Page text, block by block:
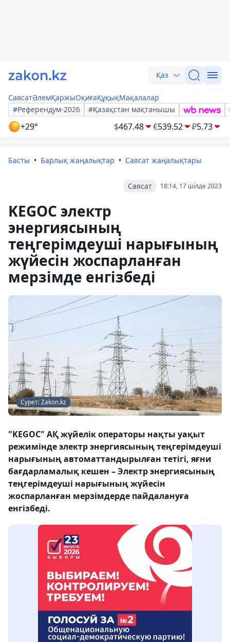
Қаз
СаясатӘлемҚаржыОқиғаҚұқықМақалалар
#Референдум-2026
#Қазақстан мақтанышы
+29° $467.48 €539.52 ₽5.73
Басты Барлық жаңалықтар Саясат жаңалықтары
18:14, 17 шілде 2023
Саясат
KEGOC электр
энергиясының
теңгерімдеуші нарығының
жүйесін жоспарланған
мерзімде енгізбеді
Сурет: Zakon.kz
"KEGOC" АҚ жүйелік операторы нақты уақыт
режимінде электр энергиясының теңгерімдеуші
нарығының автоматтандырылған тетігі, яғни
бағдарламалық кешен – Электр энергиясының
теңгерімдеуші нарығының жүйесін
жоспарланған мерзімдерде пайдалануға
енгізбеді.